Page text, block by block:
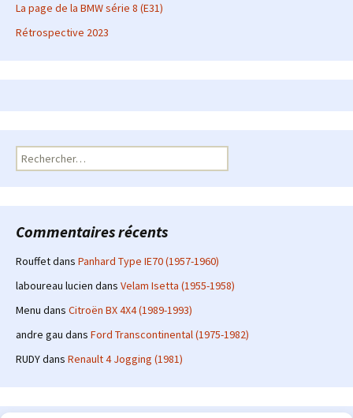
La page de la BMW série 8 (E31)
Rétrospective 2023
Rechercher :
Commentaires récents
Rouffetdans Panhard Type IE70 (1957-1960)
laboureau lucien dans Velam Isetta (1955-1958)
Menu dans Citroën BX 4X4 (1989-1993)
andre gau dans Ford Transcontinental (1975-1982)
RUDYdans Renault 4 Jogging (1981)